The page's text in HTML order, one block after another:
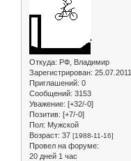
Откуда: РФ, Владимир
Зарегистрирован: 25.07.2011
Приглашений: 0
Сообщений: 3153
Уважение: [+32/-0]
Позитив: [+7/-0]
Пол: Мужской
Возраст: 37 [1988-11-16]
Провел на форуме:
20 дней 1 час